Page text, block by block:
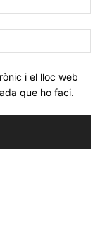
web:
i el lloc web
que ho faci.